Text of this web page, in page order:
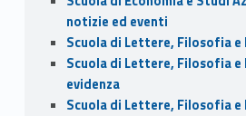
notizie ed eventi
Scuola di Lettere, Filosofia e
Scuola di Lettere, Filosofia e
evidenza
Scuola di Lettere, Filosofia